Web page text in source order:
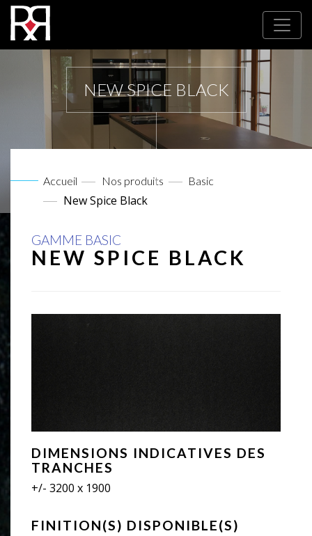
NEW SPICE BLACK
Accueil Nos produits Basic
New Spice Black
GAMME BASIC
NEW SPICE BLACK
DIMENSIONS INDICATIVES DES
TRANCHES
+/- 3200 x 1900
FINITION(S) DISPONIBLE(S)